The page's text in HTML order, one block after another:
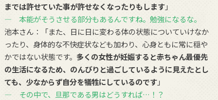
までは許せていた事が許せなくなったりもします」
― 本能がそうさせる部分もあるんですね。勉強になるな。
池本さん：「また、日に日に変わる体の状態についていけなか
ったり、身体的な不快症状なども加わり、心身ともに常に穏や
かではない状態です。 多くの女性が妊娠すると赤ちゃん最優先
の生活になるため、のんびりと過ごしているように見えたとし
ても、少なからず自分を犠牲にしているのです」
― その中で、旦那である男はどうすれば…！？